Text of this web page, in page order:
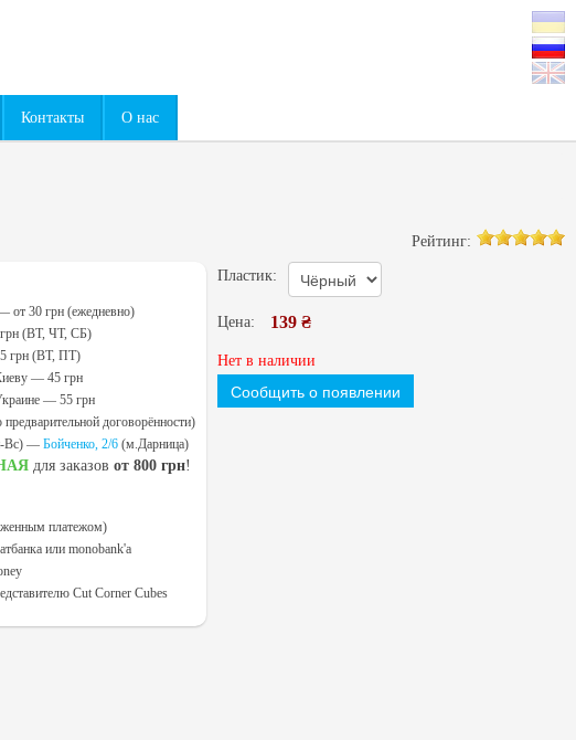
Контакты О нас
Рейтинг:
от 30 грн (ежедневно)
(ВТ, ЧТ, СБ)
грн (ВТ, ПТ)
— 45 грн
— 55 грн
договорённости)
Вс) — Бойченко, 2/6 (м.Дарница)
для заказов от 800 грн!
платежом)
или monobank'а
Cut Corner Cubes
Пластик:
Цена: 139 ₴
Нет в наличии
Сообщить о появлении